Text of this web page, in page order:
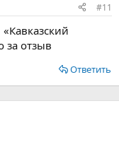
#11
за отзыв
Ответить